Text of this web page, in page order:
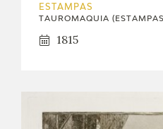
ESTAMPAS
TAUROMAQUIA
1815